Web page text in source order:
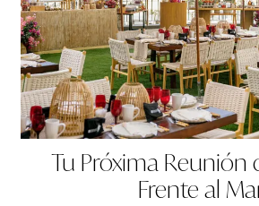
Tu Próxima Reunión
Frente al